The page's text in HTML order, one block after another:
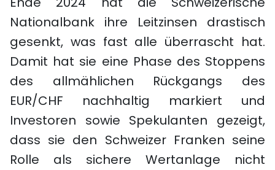
Nationalbank ihre Leitzinsen drastisch
gesenkt, was fast alle überrascht hat.
Damit hat sie eine Phase des Stoppens
des allmählichen Rückgangs des
EUR/CHF nachhaltig markiert und
Investoren sowie Spekulanten gezeigt,
dass sie den Schweizer Franken seine
Rolle als sichere Wertanlage nicht